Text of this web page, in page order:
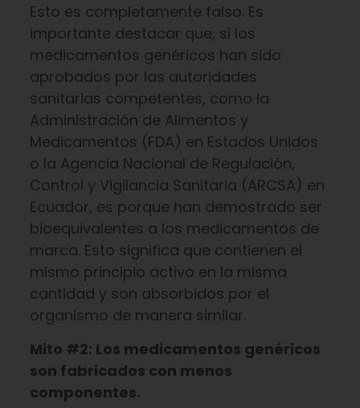
Esto es completamente falso. Es
importante destacar que, si los
medicamentos genéricos han sido
aprobados por las autoridades
sanitarias competentes, como la
Administración de Alimentos y
Medicamentos (FDA) en Estados Unidos
o la Agencia Nacional de Regulación,
Control y Vigilancia Sanitaria (ARCSA) en
Ecuador, es porque han demostrado ser
bioequivalentes a los medicamentos de
marca. Esto significa que contienen el
mismo principio activo en la misma
cantidad y son absorbidos por el
organismo de manera similar.
Mito #2: Los medicamentos genéricos
son fabricados con menos
componentes.